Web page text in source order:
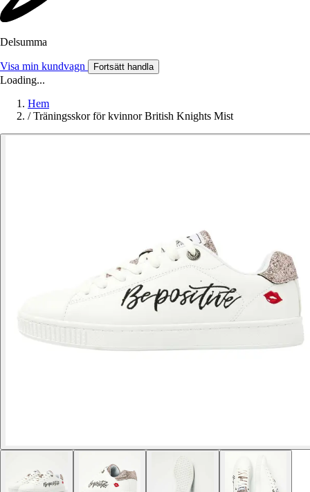
Delsumma
Visa min kundvagn Fortsätt handla
Loading...
Hem
/ Träningsskor för kvinnor British Knights Mist